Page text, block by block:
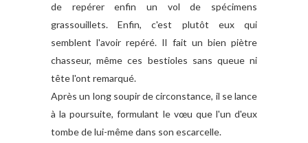
de repérer enfin un vol de spécimens
grassouillets. Enfin, c'est plutôt eux qui
semblent l'avoir repéré. Il fait un bien piètre
chasseur, même ces bestioles sans queue ni
tête l'ont remarqué.
Après un long soupir de circonstance, il se lance
à la poursuite, formulant le vœu que l'un d'eux
tombe de lui-même dans son escarcelle.